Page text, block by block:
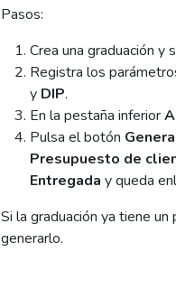
Pasos:
Crea una graduación y
Registra los
y DIP.
En la pestaña inferior
Pulsa el botón
Presupuesto de
Entregada y queda
Si la graduación ya tiene
generarlo.